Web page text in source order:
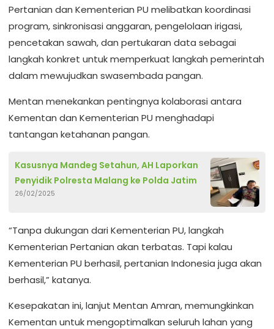
Pertanian dan Kementerian PU melibatkan koordinasi
program, sinkronisasi anggaran, pengelolaan irigasi,
pencetakan sawah, dan pertukaran data sebagai
langkah konkret untuk memperkuat langkah pemerintah
dalam mewujudkan swasembada pangan.
Mentan menekankan pentingnya kolaborasi antara
Kementan dan Kementerian PU menghadapi
tantangan ketahanan pangan.
Kasusnya Mandeg Setahun, AH Laporkan
Penyidik Polresta Malang ke Polda Jatim
26/02/2025
“Tanpa dukungan dari Kementerian PU, langkah
Kementerian Pertanian akan terbatas. Tapi kalau
Kementerian PU berhasil, pertanian Indonesia juga akan
berhasil,” katanya.
Kesepakatan ini, lanjut Mentan Amran, memungkinkan
Kementan untuk mengoptimalkan seluruh lahan yang